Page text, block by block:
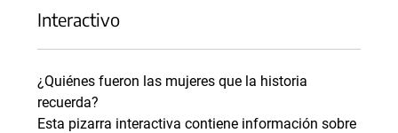
Interactivo
¿Quiénes fueron las mujeres que la historia
recuerda?
Esta pizarra interactiva contiene información sobre